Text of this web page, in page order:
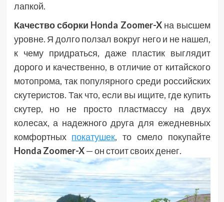
лапкой.
Качество сборки Honda Zoomer-Xна высшем
уровне. Я долго ползал вокруг него и не нашел,
к чему придраться, даже пластик выглядит
дорого и качественно, в отличие от китайского
мотопрома, так популярного среди российских
скутеристов. Так что, если вы ищите, где купить
скутер, но не просто пластмассу на двух
колесах, а надежного друга для ежедневных
комфортных покатушек, то смело покупайте
Honda Zoomer-X— он стоит своих денег.